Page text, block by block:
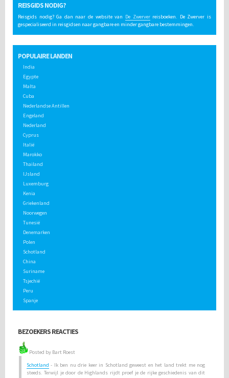
REISGIDS NODIG?
Reisgids nodig? Ga dan naar de website van De Zwerverreisboeken. De Zwerver is
gespecialiseerd in reisgidsen naar gangbare en minder gangbare bestemmingen.
POPULAIRE LANDEN
India
Egypte
Malta
Cuba
Nederlandse Antillen
Engeland
Nederland
Cyprus
Italië
Marokko
Thailand
IJsland
Luxemburg
Kenia
Griekenland
Noorwegen
Tunesië
Denemarken
Polen
Schotland
China
Suriname
Tsjechië
Peru
Spanje
BEZOEKERS REACTIES
Posted by Bart Roest
Schotland - Ik ben nu drie keer in Schotland geweest en het land trekt me nog
steeds. Terwijl je door de Highlands rijdt proef je de rijke geschiedenis van dit